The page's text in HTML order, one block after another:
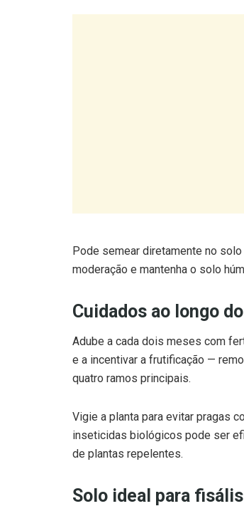
Cuidados ao longo do
Adube a cada dois meses com
quatro ramos principais.
Vigie a planta para evitar pragas
de plantas repelentes.